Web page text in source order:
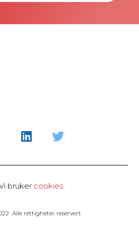
bruker cookies
Alle rettigheter reservert